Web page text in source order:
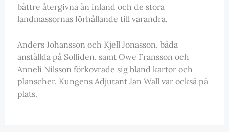
bättre återgivna än inland och de stora
landmassornas förhållande till varandra.
Anders Johansson och Kjell Jonasson, båda
anställda på Solliden, samt Owe Fransson och
Anneli Nilsson förkovrade sig bland kartor och
planscher. Kungens Adjutant Jan Wall var också på
plats.